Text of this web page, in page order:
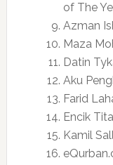
of The
Azman
Maza
Datin
Aku
Farid
Encik
Kamil